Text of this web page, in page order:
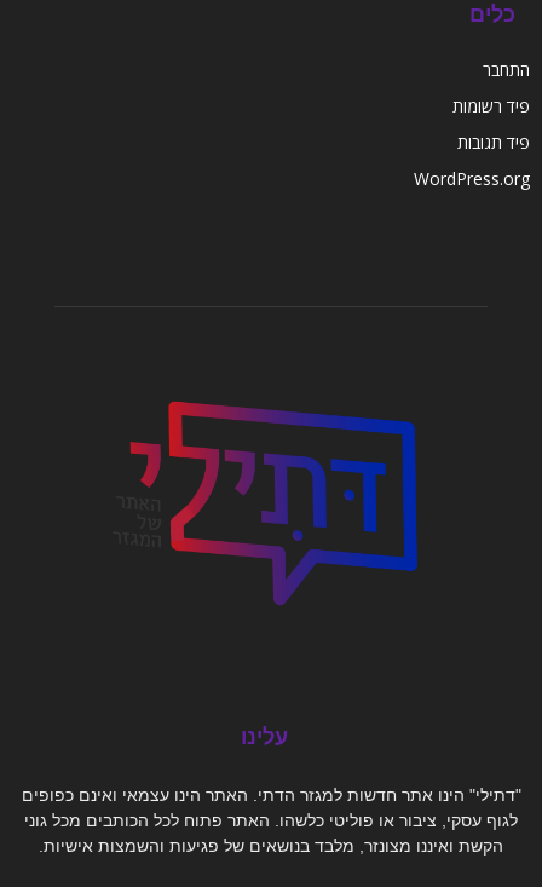
כלים
התחבר
פיד רשומות
פיד תגובות
WordPress.org
עלינו
"דתילי" הינו אתר חדשות למגזר הדתי. האתר הינו עצמאי ואינם כפופים
לגוף עסקי, ציבור או פוליטי כלשהו. האתר פתוח לכל הכותבים מכל גוני
הקשת ואיננו מצונזר, מלבד בנושאים של פגיעות והשמצות אישיות.